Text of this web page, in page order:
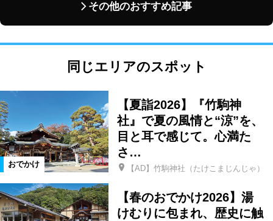
その他のおすすめ記事
同じエリアのスポット
おでかけ
【夏詣2026】『竹駒神
社』で夏の風情と“涼”を、
目と耳で感じて。心満た
さ…
【AD】竹駒神社（たけこまじんじゃ）
【春のおでかけ2026】湯
けむりに包まれ、歴史に触